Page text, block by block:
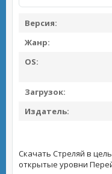
Версия:
Жанр:
OS:
Загрузок:
Издатель:
Скачать Стреляй в
открытые уровни